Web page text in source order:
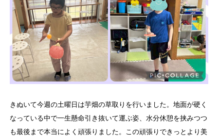
きぬいて今週の土曜日は芋畑の草取りを行いました。地面が硬く
なっている中で一生懸命引き抜いて運ぶ姿、水分休憩を挟みつつ
も最後まで本当によく頑張りました。この頑張りできっとより美